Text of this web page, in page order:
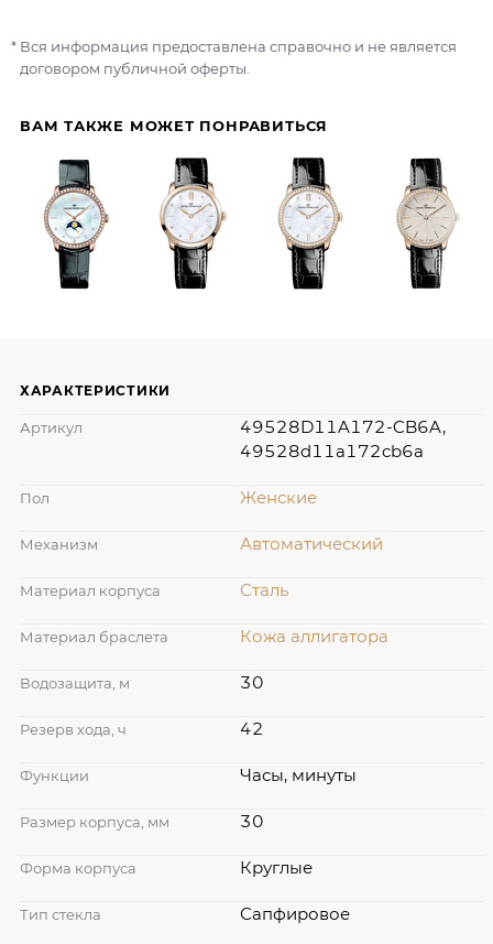
ВАМ ТАКЖЕ МОЖЕТ ПОНРАВИТЬСЯ
Вся информация предоставлена справочно и не является
договором публичной оферты.
ХАРАКТЕРИСТИКИ
Артикул
49528D11A172-CB6A,
49528d11a172cb6a
Пол Женские
Механизм Автоматический
Материал корпуса Сталь
Материал браслета Кожа аллигатора
Водозащита, м 30
Резерв хода, ч 42
Функции Часы, минуты
Размер корпуса, мм 30
Форма корпуса Круглые
Тип стекла Сапфировое